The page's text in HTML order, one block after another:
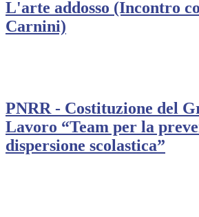
L'arte addosso (Incontro
Carnini)
PNRR - Costituzione del
Lavoro “Team per la
dispersione scolastica”